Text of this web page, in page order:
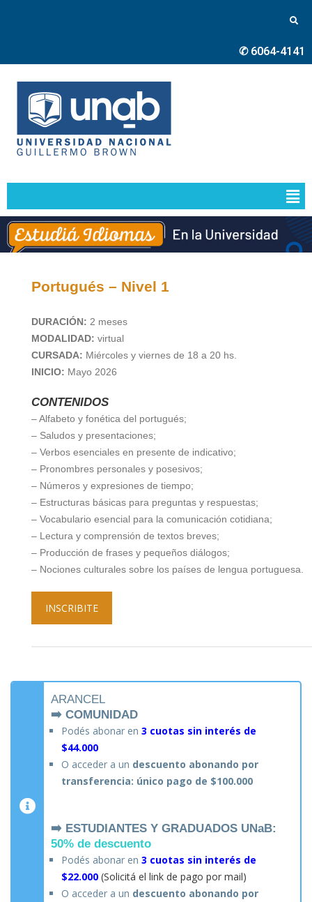
✆ 6064-4141
Portugués – Nivel 1
DURACIÓN: 2 meses
MODALIDAD: virtual
CURSADA: Miércoles y viernes de 18 a 20 hs.
INICIO: Mayo 2026
CONTENIDOS
– Alfabeto y fonética del portugués;
– Saludos y presentaciones;
– Verbos esenciales en presente de indicativo;
– Pronombres personales y posesivos;
– Números y expresiones de tiempo;
– Estructuras básicas para preguntas y respuestas;
– Vocabulario esencial para la comunicación cotidiana;
– Lectura y comprensión de textos breves;
– Producción de frases y pequeños diálogos;
– Nociones culturales sobre los países de lengua portuguesa.
INSCRIBITE
ARANCEL
➡️ COMUNIDAD
Podés abonar en 3 cuotas sin interés de
$44.000
O acceder a un descuento abonando por
transferencia: único pago de $100.000
➡️ ESTUDIANTES Y GRADUADOS UNaB:
50% de descuento
Podés abonar en 3 cuotas sin interés de
$22.000 (Solicitá el link de pago por mail)
O acceder a un descuento abonando por